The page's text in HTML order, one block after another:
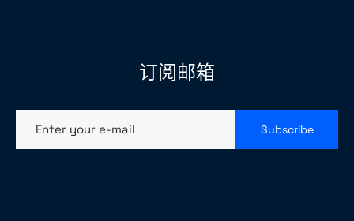
订阅邮箱
Enter your e-mail Subscribe